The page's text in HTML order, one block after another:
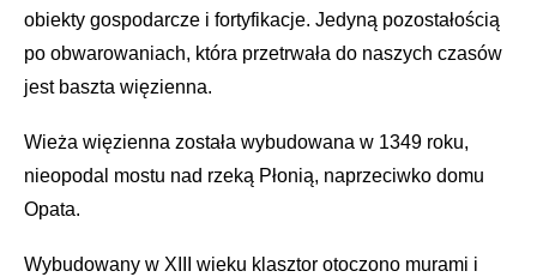
obiekty gospodarcze i fortyfikacje. Jedyną pozostałością
po obwarowaniach, która przetrwała do naszych czasów
jest baszta więzienna.
Wieża więzienna została wybudowana w 1349 roku,
nieopodal mostu nad rzeką Płonią, naprzeciwko domu
Opata.
Wybudowany w XIII wieku klasztor otoczono murami i